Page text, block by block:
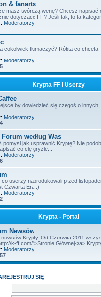
& fanarts
masz twórczą wenę? Chcesz napisać
dotyczące FF? Jeśli tak, to ta
Moderatorzy
cokolwiek tłumaczyć? Róbta co chceta
Moderatorzy
Krypta FF i Userzy
by dowiedzieć się czegoś o
Moderatorzy
Forum według Was
pomysł jak usprawnić Kryptę? Nie
co cię gryzie...
Moderatorzy
userzy naprodukowali przed
Czwarta Era :)
Moderatorzy
Krypta - Portal
Newsów
newsów Krypty. Od Czerwca 2011
k-ff.com/">Stronie Głównej</a>
Moderatorzy
SIĘ